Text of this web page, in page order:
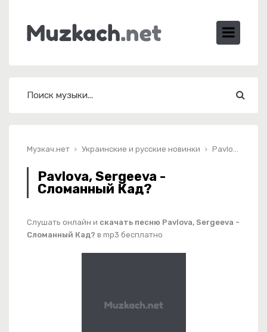
Музкач.нет Украинские и русские новинки Pavlova, Sergeeva - Сломанный Кад?
Pavlova, Sergeeva -
Сломанный Кад?
Слушать онлайн и скачать песню Pavlova, Sergeeva -
Сломанный Кад? в mp3 бесплатно